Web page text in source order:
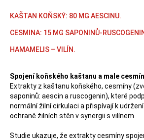
KAŠTAN KOŇSKÝ: 80 MG AESCINU.
CESMINA: 15 MG SAPONINŮ-
HAMAMELIS – VILÍN.
Spojení koňského kaštanu a male
Extrakty z kaštanu koňského, cesmíny
saponinů: aescin a ruscogenin), které
normální žilní cirkulaci a přispívají k
ochraně žilních stěn v synergii s vilínem.
Studie ukazuje, že extrakty cesmíny